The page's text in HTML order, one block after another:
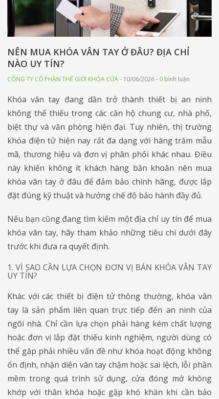
NÊN MUA KHÓA VÂN TAY Ở ĐÂU? ĐỊA CHỈ
NÀO UY TÍN?
CÔNG TY CỔ PHẦN THẾ GIỚI KHÓA CỬA- 10/06/2026 - 0 bình luận
Khóa vân tay đang dần trở thành thiết bị an ninh
không thể thiếu trong các căn hộ chung cư, nhà phố,
biệt thự và văn phòng hiện đại. Tuy nhiên, thị trường
khóa điện tử hiện nay rất đa dạng với hàng trăm mẫu
mã, thương hiệu và đơn vị phân phối khác nhau. Điều
này khiến không ít khách hàng băn khoăn nên mua
khóa vân tay ở đâu để đảm bảo chính hãng, được lắp
đặt đúng kỹ thuật và hưởng chế độ bảo hành đầy đủ.
Nếu bạn cũng đang tìm kiếm một địa chỉ uy tín để mua
khóa vân tay, hãy tham khảo những tiêu chí dưới đây
trước khi đưa ra quyết định.
1. VÌ SAO CẦN LỰA CHỌN ĐƠN VỊ BÁN KHÓA VÂN TAY
UY TÍN?
Khác với các thiết bị điện tử thông thường, khóa vân
tay là sản phẩm liên quan trực tiếp đến an ninh của
ngôi nhà. Chỉ cần lựa chọn phải hàng kém chất lượng
hoặc đơn vị lắp đặt thiếu kinh nghiệm, người dùng có
thể gặp phải nhiều vấn đề như khóa hoạt động không
ổn định, nhận diện vân tay chậm hoặc sai lệch, lỗi phần
mềm trong quá trình sử dụng, cửa đóng mở không
khớp với thân khóa hoặc gặp khó khăn khi cần bảo